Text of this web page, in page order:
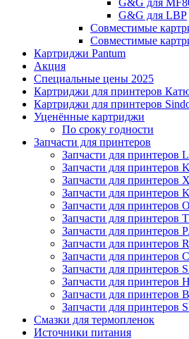
G&G для LBP
Совместимые
Совместимые
Картриджи Pantum
Акция
Специальные цены 2025
Картриджи для принтеров
Картриджи для принтеров
Уценённые картриджи
По сроку годности
Запчасти для принтеров
Запчасти для принтеров
Запчасти для принтеров
Запчасти для принтеров
Запчасти для
Запчасти для принтеров
Запчасти для принтеров
Запчасти для принтеров
Запчасти для принтеров
Запчасти для принтеров
Запчасти для принтеров
Запчасти для принтеров
Запчасти для принтеров
Запчасти для принтеров
Смазки для термопленок
Источники питания